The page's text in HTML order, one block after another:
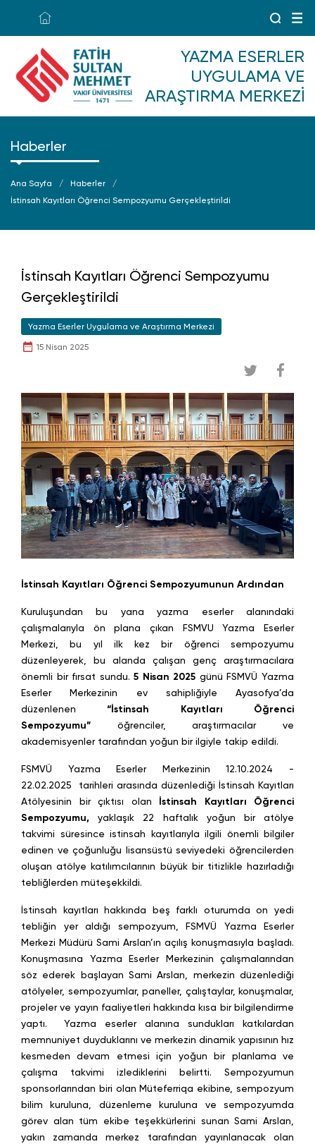
YAZMA ESERLER
UYGULAMA VE
ARAŞTIRMA MERKEZI
Haberler
Ana Sayfa
Haberler
İstinsah Kayıtları Öğrenci Sempozyumu Gerçekleştirildi
İstinsah Kayıtları Öğrenci Sempozyumu
Gerçekleştirildi
Yazma Eserler Uygulama ve Araştırma Merkezi
15 Nisan 2025
İstinsah Kayıtları Öğrenci Sempozyumunun Ardından
Kuruluşundan bu yana yazma eserler alanındaki
çalışmalarıyla ön plana çıkan FSMVU Yazma Eserler
Merkezi, bu yıl ilk kez bir öğrenci sempozyumu
düzenleyerek, bu alanda çalışan genç araştırmacılara
önemli bir fırsat sundu.5 Nisan 2025 günü FSMVÜ Yazma
Eserler Merkezinin ev sahipliğiyle Ayasofya’da
düzenlenen“İstinsah Kayıtları Öğrenci
Sempozyumu” öğrenciler, araştırmacılar ve
akademisyenler tarafından yoğun bir ilgiyle takip edildi.
FSMVÜ Yazma Eserler Merkezinin 12.10.2024 -
22.02.2025 tarihleri arasında düzenlediği İstinsah Kayıtları
Atölyesinin bir çıktısı olan İstinsah Kayıtları Öğrenci
Sempozyumu, yaklaşık 22 haftalık yoğun bir atölye
takvimi süresince istinsah kayıtlarıyla ilgili önemli bilgiler
edinen ve çoğunluğu lisansüstü seviyedeki öğrencilerden
oluşan atölye katılımcılarının büyük bir titizlikle hazırladığı
tebliğlerden müteşekkildi.
İstinsah kayıtları hakkında beş farklı oturumda on yedi
tebliğin yer aldığı sempozyum, FSMVÜ Yazma Eserler
Merkezi Müdürü Sami Arslan’ın açılış konuşmasıyla başladı.
Konuşmasına Yazma Eserler Merkezinin çalışmalarından
söz ederek başlayan Sami Arslan, merkezin düzenlediği
atölyeler, sempozyumlar, paneller, çalıştaylar, konuşmalar,
projeler ve yayın faaliyetleri hakkında kısa bir bilgilendirme
yaptı. Yazma eserler alanına sundukları katkılardan
memnuniyet duyduklarını ve merkezin dinamik yapısının hız
kesmeden devam etmesi için yoğun bir planlama ve
çalışma takvimi izlediklerini belirtti. Sempozyumun
sponsorlarından biri olan Müteferriqa ekibine, sempozyum
bilim kuruluna, düzenleme kuruluna ve sempozyumda
görev alan tüm ekibe teşekkürlerini sunan Sami Arslan,
yakın zamanda merkez tarafından yayınlanacak olan